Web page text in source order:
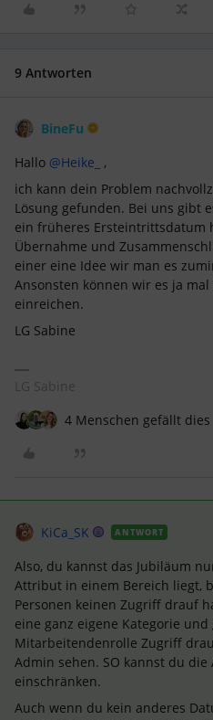
9 Antworten
BineFu
Hallo ​ @Heike_
,
ich kann dein Problem
Lösung gefunden. Bei uns gibt
ein früheres Ersteintrittsdatum
Übernahme und
einer eine Idee wir man es
Ansonsten können wir es ja
einreichen.
LG Sabine
LG Sabine
4 Menschen gefällt dies
KiCa_SK ANTWORT
Also, du kannst das Jubiläum
Attribut in einem Bereich liegt,
Personen keinen Zugriff drauf
eine ganz eigene Kategorie
Mitarbeitendenrolle Zugriff
Admin sehen. SO kannst du
einschränken.
Auch wenn du kein anderes